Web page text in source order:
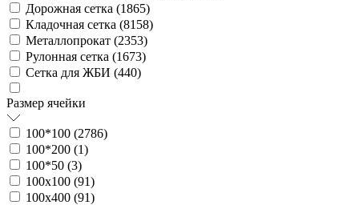
Дорожная сетка (1865)
Кладочная сетка (8158)
Металлопрокат (2353)
Рулонная сетка (1673)
Сетка для ЖБИ (440)
Размер ячейки
100*100 (2786)
100*200 (1)
100*50 (3)
100х100 (91)
100х400 (91)